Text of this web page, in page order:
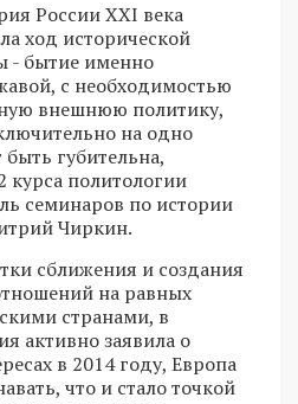
России XXI века
ход исторической
- бытие именно
с необходимостью
внешнюю политику,
на одно
губительна,
курса политологии
семинаров по истории
Чиркин.
сближения и создания
на равных
странами, в
активно заявила о
в 2014 году, Европа
что и стало точкой